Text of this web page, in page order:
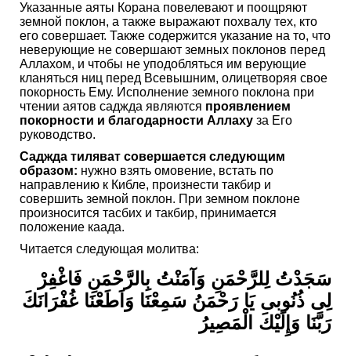
Указанные аяты Корана повелевают и поощряют
земной поклон, а также выражают похвалу тех, кто
его совершает. Также содержится указание на то, что
неверующие не совершают земных поклонов перед
Аллахом, и чтобы не уподобляться им верующие
кланяться ниц перед Всевышним, олицетворяя свое
покорность Ему. Исполнение земного поклона при
чтении аятов саджда являются проявлением
покорности и благодарности Аллаху за Его
руководство.
Саджда тиляват совершается следующим
образом: нужно взять омовение, встать по
направлению к Кибле, произнести такбир и
совершить земной поклон. При земном поклоне
произносится тасбих и такбир, принимается
положение каада.
Читается следующая молитва:
سَجَدْتُ لِلرَّحْمَنِ وَآمَنْتُ بِالرَّحْمَنِ فَاغْفِرْ
لِى ذُنُوبى يَا رَحْمَنُ سَمِعْنَا وَاَطَعْنَا غُفْرَانَكَ
رَبَّنَا وَإِلَيْكَ الْمَصِيرُ